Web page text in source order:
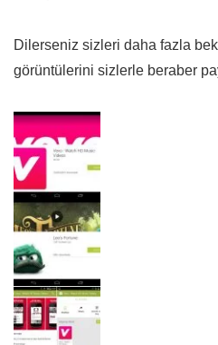
Dilerseniz sizleri daha fazla
görüntülerini sizlerle beraber